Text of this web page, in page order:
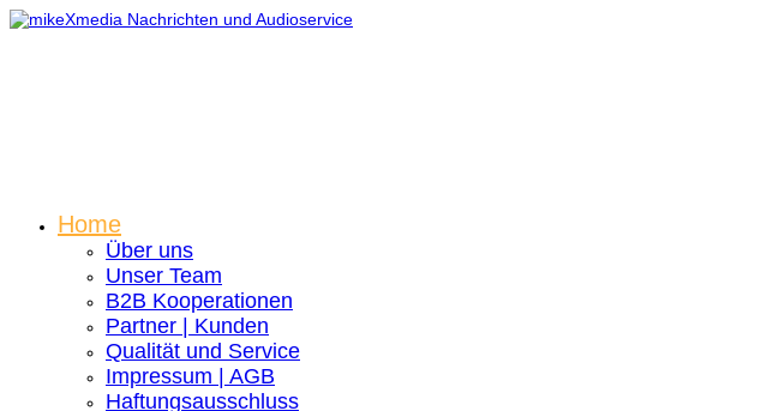
Home
Über uns
Unser Team
B2B Kooperationen
Partner | Kunden
Qualität und Service
Impressum | AGB
Haftungsausschluss